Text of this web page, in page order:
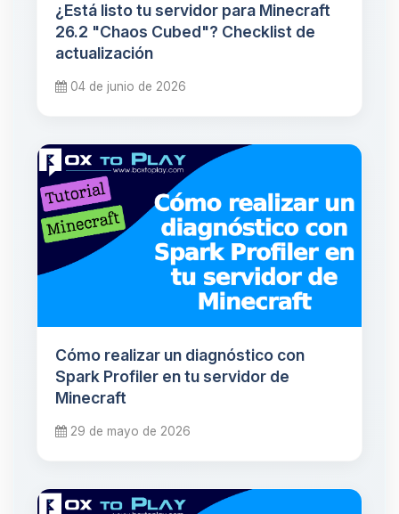
¿Está listo tu servidor para Minecraft
26.2 "Chaos Cubed"? Checklist de
actualización
04 de junio de 2026
Cómo realizar un diagnóstico con
Spark Profiler en tu servidor de
Minecraft
29 de mayo de 2026